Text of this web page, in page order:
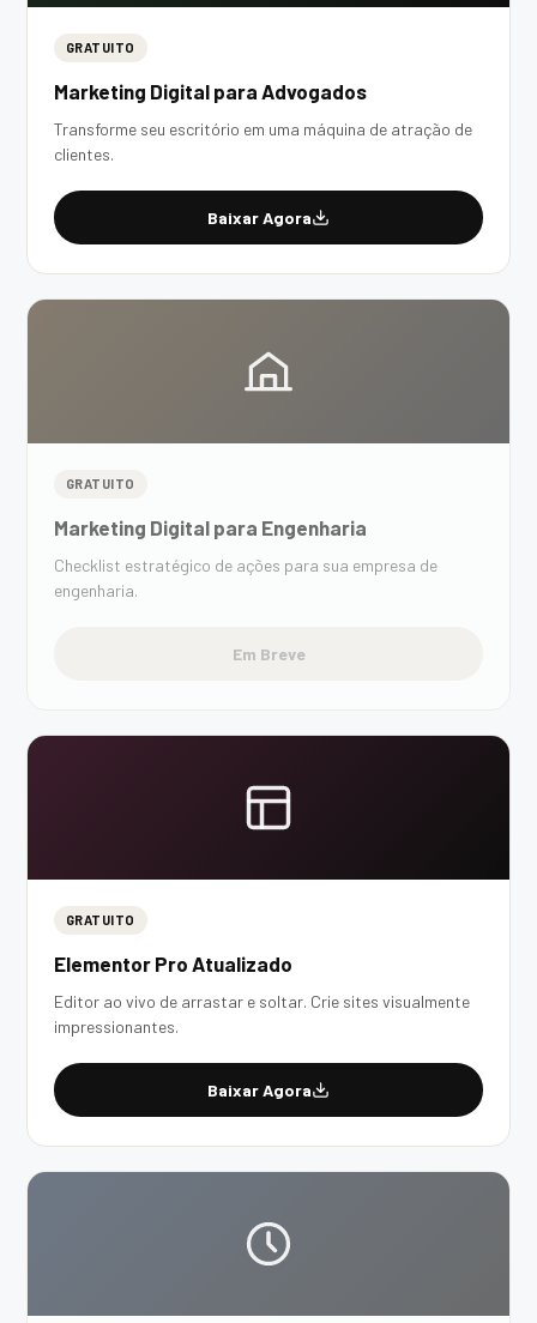
GRATUITO
Marketing Digital para Advogados
Transforme seu escritório em uma máquina de atração de
clientes.
Baixar Agora
GRATUITO
Marketing Digital para Engenharia
Checklist estratégico de ações para sua empresa de
engenharia.
Em Breve
GRATUITO
Elementor Pro Atualizado
Editor ao vivo de arrastar e soltar. Crie sites visualmente
impressionantes.
Baixar Agora